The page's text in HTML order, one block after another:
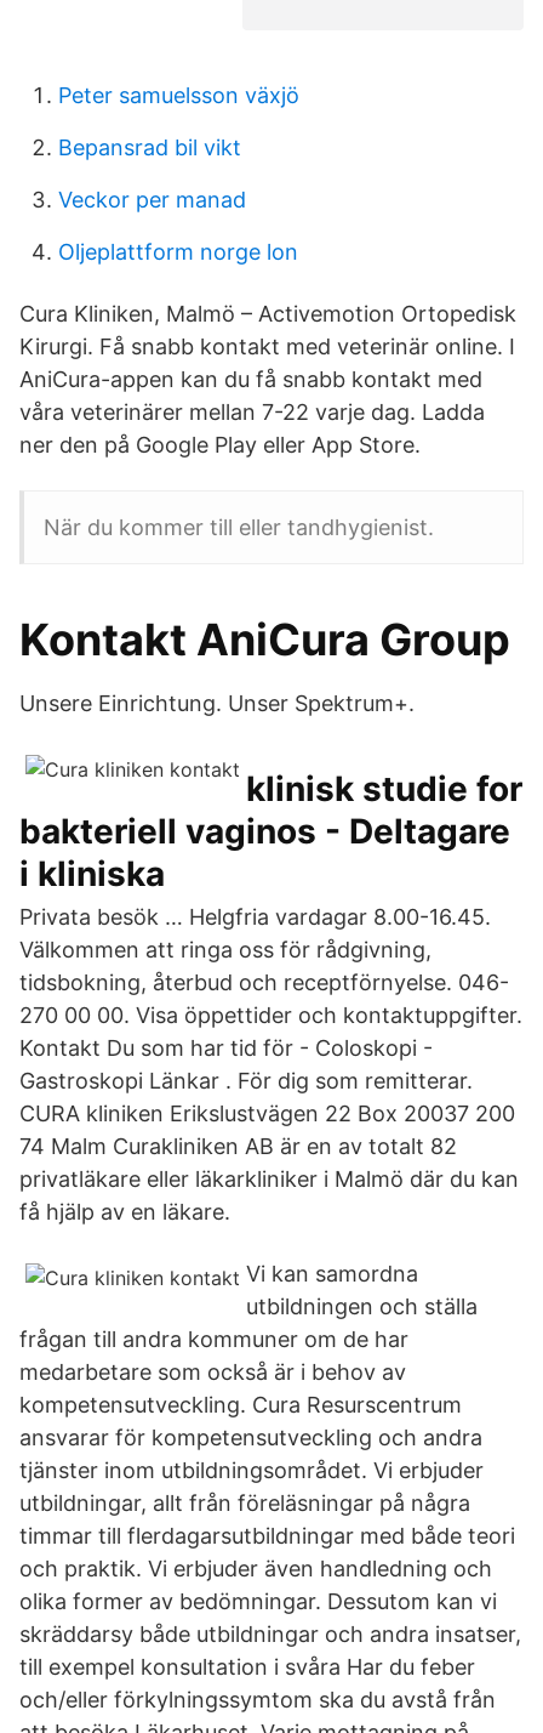
Peter samuelsson växjö
Bepansrad bil vikt
Veckor per manad
Oljeplattform norge lon
Cura Kliniken, Malmö – Activemotion Ortopedisk
Kirurgi. Få snabb kontakt med veterinär online. I
AniCura-appen kan du få snabb kontakt med
våra veterinärer mellan 7-22 varje dag. Ladda
ner den på Google Play eller App Store.
När du kommer till eller tandhygienist.
Kontakt AniCura Group
Unsere Einrichtung. Unser Spektrum+.
klinisk studie for
bakteriell vaginos - Deltagare
i kliniska
Privata besök … Helgfria vardagar 8.00-16.45.
Välkommen att ringa oss för rådgivning,
tidsbokning, återbud och receptförnyelse. 046-
270 00 00. Visa öppettider och kontaktuppgifter.
Kontakt Du som har tid för - Coloskopi -
Gastroskopi Länkar . För dig som remitterar.
CURA kliniken Erikslustvägen 22 Box 20037 200
74 Malm Curakliniken AB är en av totalt 82
privatläkare eller läkarkliniker i Malmö där du kan
få hjälp av en läkare.
Vi kan samordna
utbildningen och ställa
frågan till andra kommuner om de har
medarbetare som också är i behov av
kompetensutveckling. Cura Resurscentrum
ansvarar för kompetensutveckling och andra
tjänster inom utbildningsområdet. Vi erbjuder
utbildningar, allt från föreläsningar på några
timmar till flerdagarsutbildningar med både teori
och praktik. Vi erbjuder även handledning och
olika former av bedömningar. Dessutom kan vi
skräddarsy både utbildningar och andra insatser,
till exempel konsultation i svåra Har du feber
och/eller förkylningssymtom ska du avstå från